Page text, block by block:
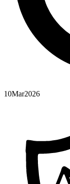
10Mar2026